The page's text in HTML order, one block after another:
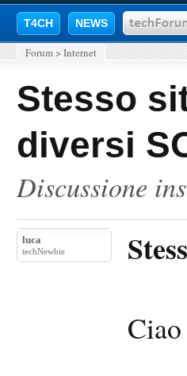
T4CH NEWS
Forum > Internet
Stesso
diversi
Discussione
luca
techNewbie